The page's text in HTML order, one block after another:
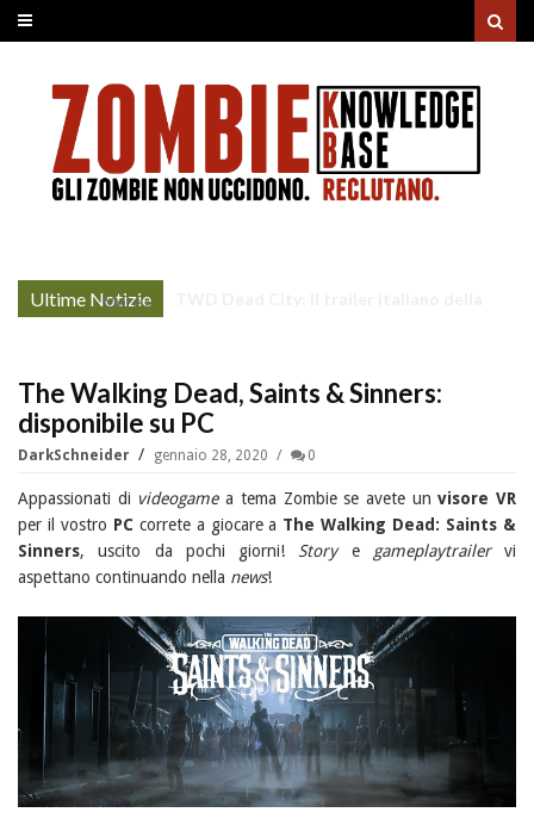
Ultime Notizie
More »
The Walking Dead, Saints & Sinners:
disponibile su PC
DarkSchneider gennaio 28, 2020 0
Appassionati di videogamea tema Zombie se avete unvisore VR
per il vostro PCcorrete a giocare a The Walking Dead: Saints &
Sinners, uscito da pochi giorni! Storye gameplaytrailervi
aspettano continuando nella news!